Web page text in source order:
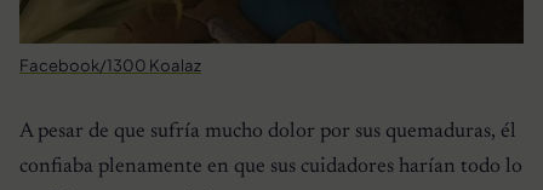
Facebook/1300 Koalaz
A pesar de que sufría mucho dolor por sus quemaduras, él
confiaba plenamente en que sus cuidadores harían todo lo